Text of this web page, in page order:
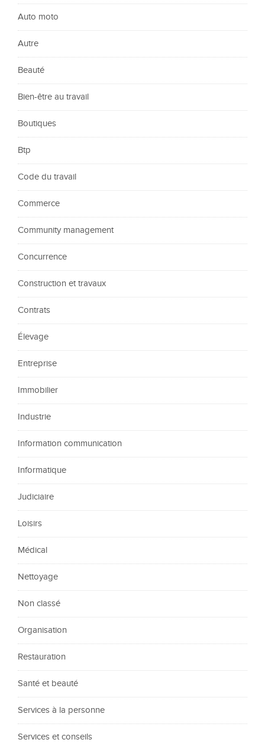
Auto moto
Autre
Beauté
Bien-être au travail
Boutiques
Btp
Code du travail
Commerce
Community management
Concurrence
Construction et travaux
Contrats
Élevage
Entreprise
Immobilier
Industrie
Information communication
Informatique
Judiciaire
Loisirs
Médical
Nettoyage
Non classé
Organisation
Restauration
Santé et beauté
Services à la personne
Services et conseils